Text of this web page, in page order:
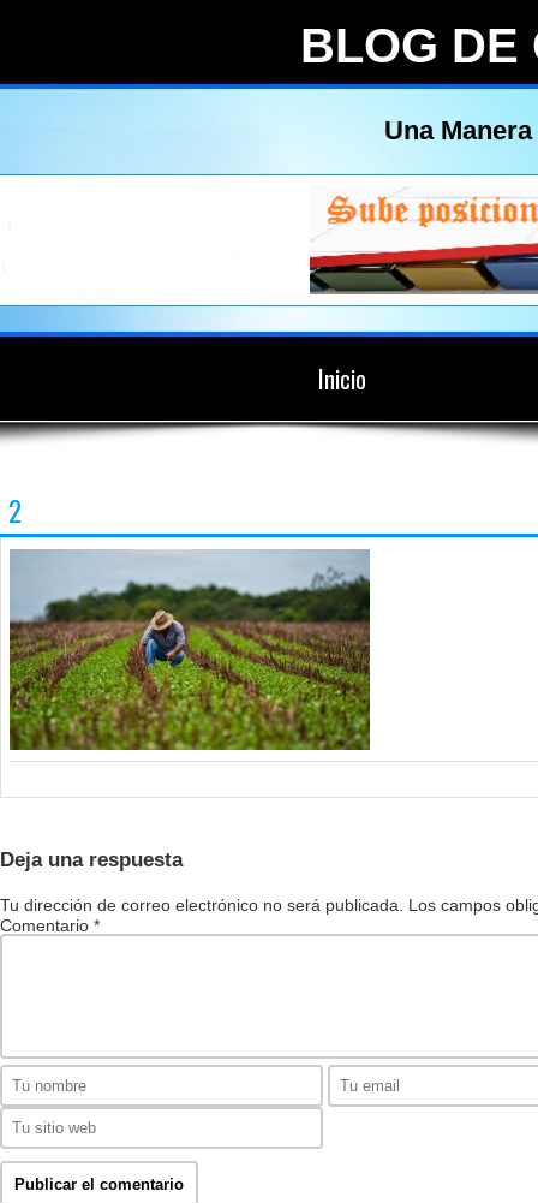
BLOG DE
Una
Inicio
2
Deja una respuesta
Tu dirección de correo electrónico no será publicada.
Los campos
Comentario *